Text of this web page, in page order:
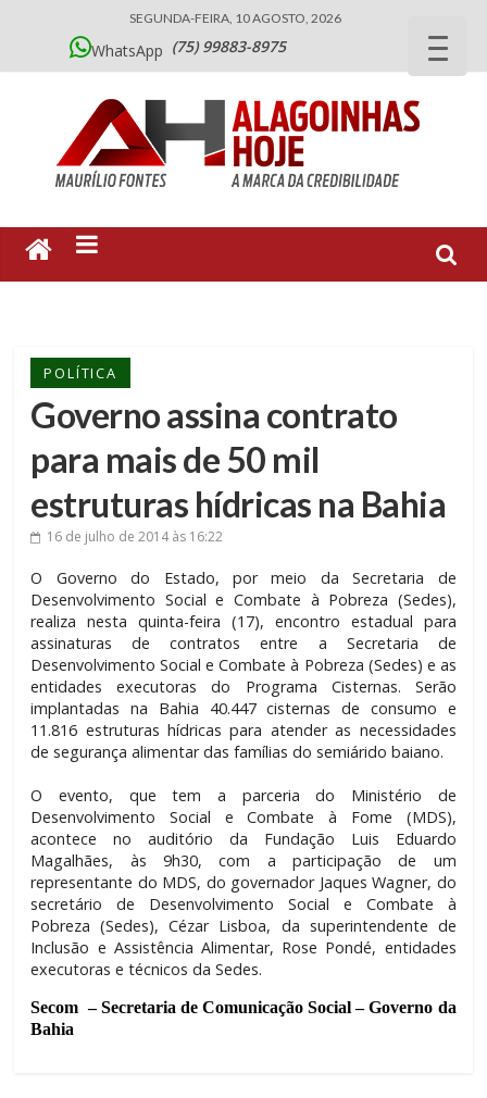
SEGUNDA-FEIRA, 10 AGOSTO, 2026
WhatsApp (75) 99883-8975
POLÍTICA
Governo assina contrato
para mais de 50 mil
estruturas hídricas na Bahia
16 de julho de 2014às 16:22
O Governo do Estado, por meio da Secretaria de
Desenvolvimento Social e Combate à Pobreza (Sedes),
realiza nesta quinta-feira (17), encontro estadual para
assinaturas de contratos entre a Secretaria de
Desenvolvimento Social e Combate à Pobreza (Sedes) e as
entidades executoras do Programa Cisternas. Serão
implantadas na Bahia 40.447 cisternas de consumo e
11.816 estruturas hídricas para atender as necessidades
de segurança alimentar das famílias do semiárido baiano.
O evento, que tem a parceria do Ministério de
Desenvolvimento Social e Combate à Fome (MDS),
acontece no auditório da Fundação Luis Eduardo
Magalhães, às 9h30, com a participação de um
representante do MDS, do governador Jaques Wagner, do
secretário de Desenvolvimento Social e Combate à
Pobreza (Sedes), Cézar Lisboa, da superintendente de
Inclusão e Assistência Alimentar, Rose Pondé, entidades
executoras e técnicos da Sedes.
Secom – Secretaria de Comunicação Social – Governo da
Bahia